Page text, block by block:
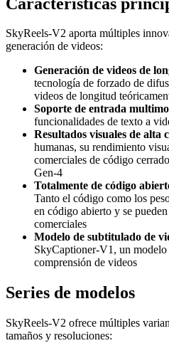
SkyReels-V2 aporta múltiples
generación de videos:
Generación de videos de
tecnología de forzado de
videos de longitud
Soporte de entrada
funcionalidades de texto a
Resultados visuales de alta
humanas, su rendimiento
comerciales de código
Gen-4
Totalmente de código
Tanto el código como los
en código abierto y se
comerciales
Modelo de subtitulado de
SkyCaptioner-V1, un modelo
comprensión de videos
Series de modelos
SkyReels-V2 ofrece múltiples
tamaños y resoluciones: